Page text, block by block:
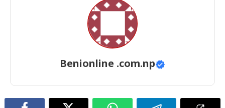
Benionline .com.np